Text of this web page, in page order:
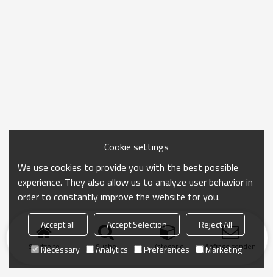
Startseite Suche Kategorie Anfrage senden
Cookie settings
We use cookies to provide you with the best possible
experience. They also allow us to analyze user behavior in
order to constantly improve the website for you.
Accept all Accept Selection
Reject All
Necessary
Analytics Preferences Marketing